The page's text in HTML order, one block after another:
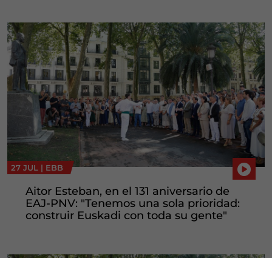
27 JUL | EBB
Aitor Esteban, en el 131 aniversario de
EAJ-PNV: "Tenemos una sola prioridad:
construir Euskadi con toda su gente"